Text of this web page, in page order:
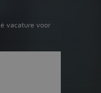
vacature voor